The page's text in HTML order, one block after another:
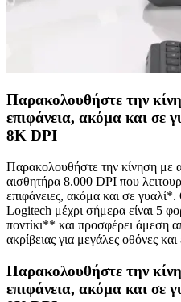
Παρακολουθήστε την
επιφάνεια, ακόμα και σε
8K DPI
Παρακολουθήστε την κίνηση με
αισθητήρα 8.000 DPI που
επιφάνειες, ακόμα και σε
Logitech μέχρι σήμερα είναι 5
ποντίκι** και προσφέρει άμεση
ακρίβειας για μεγάλες οθόνες
Παρακολουθήστε την
επιφάνεια, ακόμα και σε